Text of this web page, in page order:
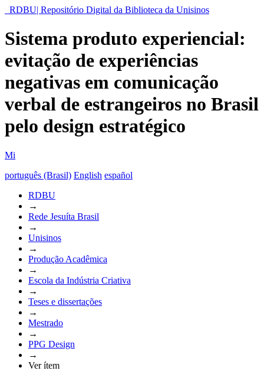
RDBU| Repositório Digital da Biblioteca da Unisinos
Sistema produto experiencial:
evitação de experiências
negativas em comunicação
verbal de estrangeiros no Brasil
pelo design estratégico
Mi
português (Brasil) English español
RDBU
→
Rede Jesuíta Brasil
→
Unisinos
→
Produção Acadêmica
→
Escola da Indústria Criativa
→
Teses e dissertações
→
Mestrado
→
PPG Design
→
Ver ítem